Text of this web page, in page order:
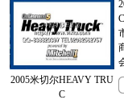
C
2005米切尔HEAVY TRU
C